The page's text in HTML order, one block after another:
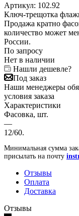
Артикул: 102.92
Ключ-трещотка
Продажа кратно
количество может
России.
По запросу
Нет в наличии
Нашли дешевле?
Под заказ
Наши менеджеры
условия заказа
Характеристики
Фасовка, шт.
—
12/60.
Минимальная сумма
присылать на почту
Отзывы
Оплата
Доставка
Отзывы